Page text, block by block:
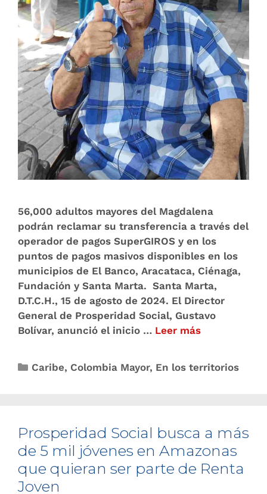
56,000 adultos mayores del Magdalena
podrán reclamar su transferencia a través del
operador de pagos SuperGIROS y en los
puntos de pagos masivos disponibles en los
municipios de El Banco, Aracataca, Ciénaga,
Fundación y Santa Marta. Santa Marta,
D.T.C.H., 15 de agosto de 2024. El Director
General de Prosperidad Social, Gustavo
Bolívar, anunció el inicio … Leer más
Caribe, Colombia Mayor, En los territorios
Prosperidad Social busca a más
de 5 mil jóvenes en Amazonas
que quieran ser parte de Renta
Joven